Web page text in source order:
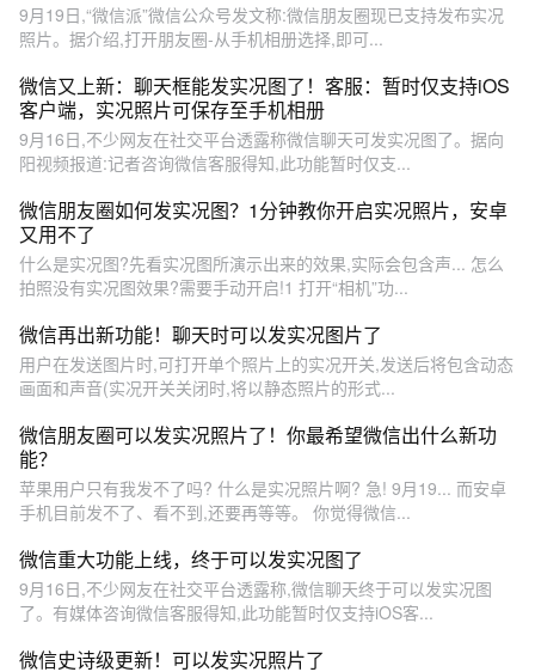
9月19日,“微信派”微信公众号发文称:微信朋友圈现已支持发布实况
照片。据介绍,打开朋友圈-从手机相册选择,即可...
微信又上新：聊天框能发实况图了！客服：暂时仅支持iOS
客户端，实况照片可保存至手机相册
9月16日,不少网友在社交平台透露称微信聊天可发实况图了。据向
阳视频报道:记者咨询微信客服得知,此功能暂时仅支...
微信朋友圈如何发实况图？1分钟教你开启实况照片，安卓
又用不了
什么是实况图?先看实况图所演示出来的效果,实际会包含声... 怎么
拍照没有实况图效果?需要手动开启!1 打开“相机”功...
微信再出新功能！聊天时可以发实况图片了
用户在发送图片时,可打开单个照片上的实况开关,发送后将包含动态
画面和声音(实况开关关闭时,将以静态照片的形式...
微信朋友圈可以发实况照片了！你最希望微信出什么新功
能？
苹果用户只有我发不了吗? 什么是实况照片啊? 急! 9月19... 而安卓
手机目前发不了、看不到,还要再等等。 你觉得微信...
微信重大功能上线，终于可以发实况图了
9月16日,不少网友在社交平台透露称,微信聊天终于可以发实况图
了。有媒体咨询微信客服得知,此功能暂时仅支持iOS客...
微信史诗级更新！可以发实况照片了